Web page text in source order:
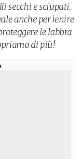
secchi e sciupati.
anche per lenire
le labbra
di più!